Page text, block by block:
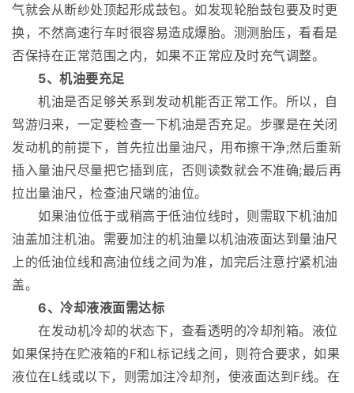
气就会从断纱处顶起形成鼓包。如发现轮胎鼓包要及时更
换，不然高速行车时很容易造成爆胎。测测胎压，看看是
否保持在正常范围之内，如果不正常应及时充气调整。
5、机油要充足
机油是否足够关系到发动机能否正常工作。所以，自
驾游归来，一定要检查一下机油是否充足。步骤是在关闭
发动机的前提下，首先拉出量油尺，用布擦干净;然后重新
插入量油尺尽量把它插到底，否则读数就会不准确;最后再
拉出量油尺，检查油尺端的油位。
如果油位低于或稍高于低油位线时，则需取下机油加
油盖加注机油。需要加注的机油量以机油液面达到量油尺
上的低油位线和高油位线之间为准，加完后注意拧紧机油
盖。
6、冷却液液面需达标
在发动机冷却的状态下，查看透明的冷却剂箱。液位
如果保持在贮液箱的F和L标记线之间，则符合要求，如果
液位在L线或以下，则需加注冷却剂，使液面达到F线。在